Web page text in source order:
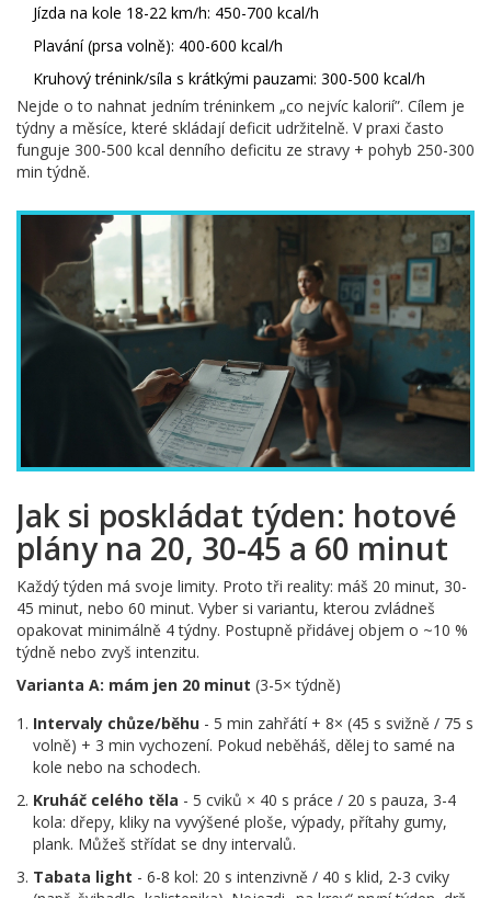
Jízda na kole 18-22 km/h: 450-700 kcal/h
Plavání (prsa volně): 400-600 kcal/h
Kruhový trénink/síla s krátkými pauzami: 300-500 kcal/h
Nejde o to nahnat jedním tréninkem „co nejvíc kalorií”. Cílem je
týdny a měsíce, které skládají deficit udržitelně. V praxi často
funguje 300-500 kcal denního deficitu ze stravy + pohyb 250-300
min týdně.
Jak si poskládat týden: hotové
plány na 20, 30-45 a 60 minut
Každý týden má svoje limity. Proto tři reality: máš 20 minut, 30-
45 minut, nebo 60 minut. Vyber si variantu, kterou zvládneš
opakovat minimálně 4 týdny. Postupně přidávej objem o ~10 %
týdně nebo zvyš intenzitu.
Varianta A: mám jen 20 minut (3-5× týdně)
Intervaly chůze/běhu - 5 min zahřátí + 8× (45 s svižně / 75 s
volně) + 3 min vychození. Pokud neběháš, dělej to samé na
kole nebo na schodech.
Kruháč celého těla - 5 cviků × 40 s práce / 20 s pauza, 3-4
kola: dřepy, kliky na vyvýšené ploše, výpady, přítahy gumy,
plank. Můžeš střídat se dny intervalů.
Tabata light - 6-8 kol: 20 s intenzivně / 40 s klid, 2-3 cviky